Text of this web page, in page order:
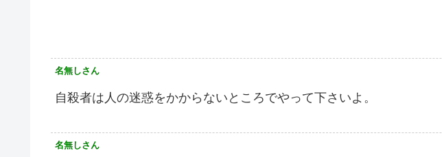
名無しさん
自殺者は人の迷惑をかからないところでやって下さいよ。
名無しさん